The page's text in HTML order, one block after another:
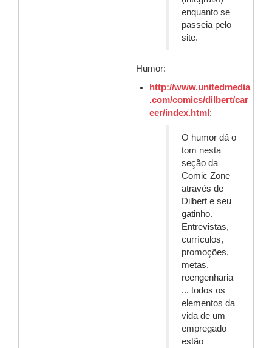
enquanto se
passeia pelo
site.
Humor:
http://www.unitedmedia
.com/comics/dilbert/car
eer/index.html :
O humor dá o
tom nesta
seção da
Comic Zone
através de
Dilbert e seu
gatinho.
Entrevistas,
currículos,
promoções,
metas,
reengenharia
... todos os
elementos da
vida de um
empregado
estão